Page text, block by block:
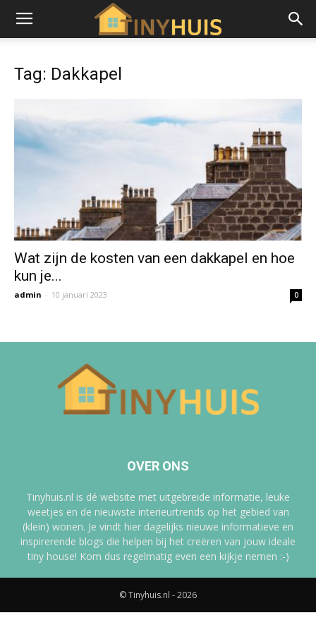
Tag: Dakkapel
Wat zijn de kosten van een dakkapel en hoe
kun je...
admin - 10 januari 2023 0
OVER ONS
Tinyhuis.nl is dé website met uitgebreide informatie, leuke
weetjes en de nieuwste interieurtrends op het gebied van
(klein) wonen. Je vindt hier dagelijks nieuwe informatieve en
inspirerende blogs die helpen bij het creëren van jouw ideale
tiny house! Kom dus regelmatig even een kijkje nemen :-)
© Tinyhuis.nl - 2026